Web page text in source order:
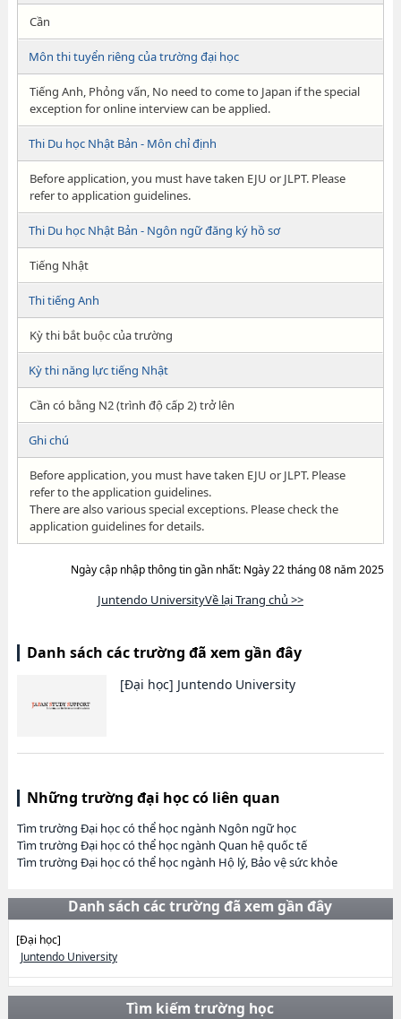
Cần
Môn thi tuyển riêng của trường đại học
Tiếng Anh, Phỏng vấn, No need to come to Japan if the special
exception for online interview can be applied.
Thi Du học Nhật Bản - Môn chỉ định
Before application, you must have taken EJU or JLPT. Please
refer to application guidelines.
Thi Du học Nhật Bản - Ngôn ngữ đăng ký hồ sơ
Tiếng Nhật
Thi tiếng Anh
Kỳ thi bắt buộc của trường
Kỳ thi năng lực tiếng Nhật
Cần có bằng N2 (trình độ cấp 2) trở lên
Ghi chú
Before application, you must have taken EJU or JLPT. Please
refer to the application guidelines.
There are also various special exceptions. Please check the
application guidelines for details.
Ngày cập nhập thông tin gần nhất: Ngày 22 tháng 08 năm 2025
Juntendo UniversityVề lại Trang chủ >>
Danh sách các trường đã xem gần đây
[Đại học] Juntendo University
Những trường đại học có liên quan
Tìm trường Đại học có thể học ngành Ngôn ngữ học
Tìm trường Đại học có thể học ngành Quan hệ quốc tế
Tìm trường Đại học có thể học ngành Hộ lý, Bảo vệ sức khỏe
Danh sách các trường đã xem gần đây
[Đại học]
Juntendo University
Tìm kiếm trường học